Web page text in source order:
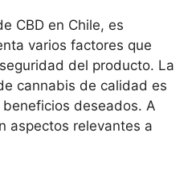
CBD en Chile, es
varios factores que
del producto. La
cannabis de calidad es
deseados. A
aspectos relevantes a